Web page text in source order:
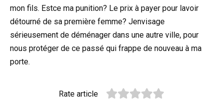
mon fils. Estce ma punition? Le prix à payer pour lavoir
détourné de sa première femme? Jenvisage
sérieusement de déménager dans une autre ville, pour
nous protéger de ce passé qui frappe de nouveau à ma
porte.
Rate article